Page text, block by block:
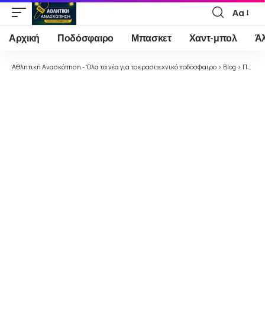
Font
Resizer
Αα
Αρχική Ποδόσφαιρο Μπασκετ Χαντ-μπολ
Αθλητική Ανασκόπηση - Όλα τα νέα για το ερασιτεχνικό ποδόσφαιρο > Blog > Ποδόσφαιρο